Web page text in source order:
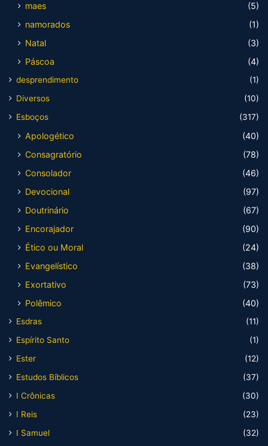
maes
(5)
namorados
(1)
Natal
(3)
Páscoa
(4)
desprendimento
(1)
Diversos
(10)
Esboços
(317)
Apologético
(40)
Consagratório
(78)
Consolador
(46)
Devocional
(97)
Doutrinário
(67)
Encorajador
(90)
Ético ou Moral
(24)
Evangelístico
(38)
Exortativo
(73)
Polêmico
(40)
Esdras
(11)
Espírito Santo
(1)
Ester
(12)
Estudos Bíblicos
(37)
I Crônicas
(30)
I Reis
(23)
I Samuel
(32)